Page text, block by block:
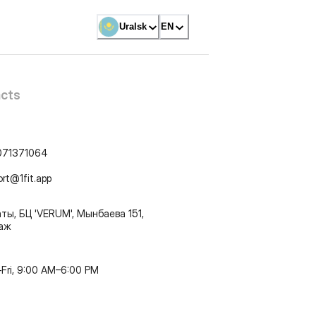
Uralsk EN
БЦ 'VERUM', Мынбаева 151,
9:00 AM–6:00 PM